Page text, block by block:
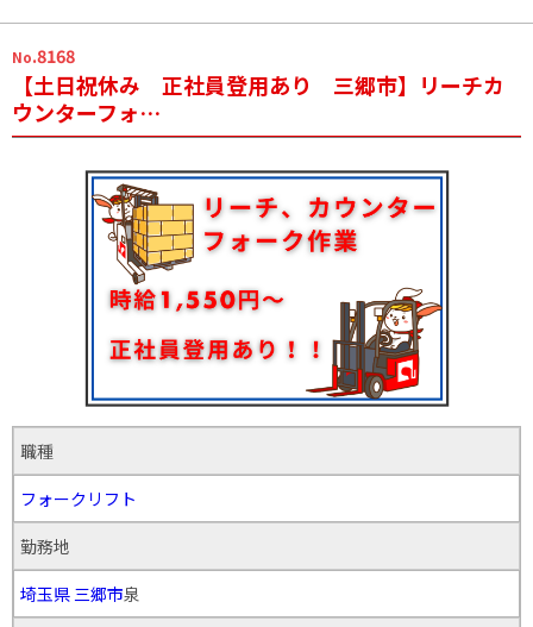
No.8168
【土日祝休み 正社員登用あり 三郷市】リーチカ
ウンターフォ…
職種
フォークリフト
勤務地
埼玉県 三郷市泉